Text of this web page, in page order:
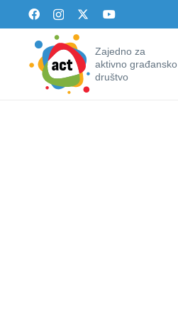
Zajedno za
aktivno građansko
društvo